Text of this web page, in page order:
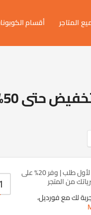
المتاجر أقسام
كود خصم فورديل لأول طلب | وفر 20% على
من المتجر
لك مع فورديل،